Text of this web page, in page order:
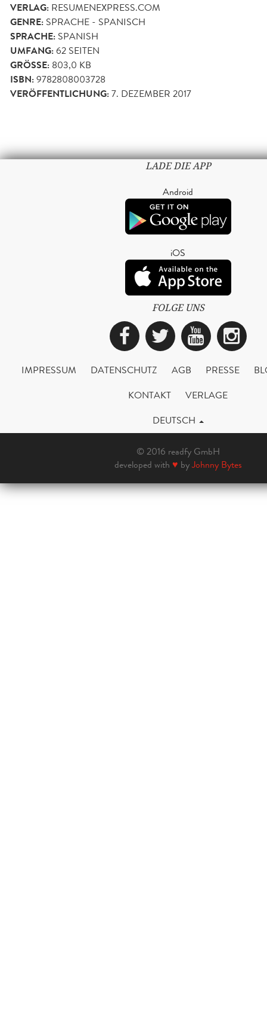
VERLAG: RESUMENEXPRESS.COM
GENRE: SPRACHE - SPANISCH
SPRACHE: SPANISH
UMFANG:62 SEITEN
GRÖSSE: 803,0 KB
ISBN:9782808003728
VERÖFFENTLICHUNG:7. DEZEMBER 2017
LADE DIE APP
Android
iOS
FOLGE UNS
Facebook
Twitter
IMPRESSUM DATENSCHUTZ AGB PRESSE
KONTAKT
VERLAGE
DEUTSCH
© 2016 readfy GmbH
developed with ♥ byJohnny Bytes